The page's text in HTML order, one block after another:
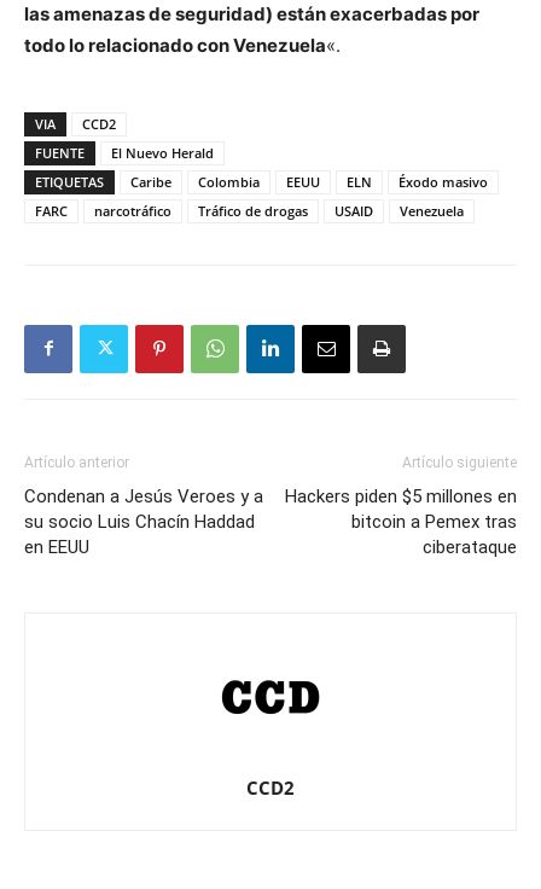
las amenazas de seguridad) están exacerbadas por
todo lo relacionado con Venezuela«.
VIA
CCD2
FUENTE
El Nuevo Herald
ETIQUETAS
Caribe Colombia EEUU ELN
Éxodo masivo
FARC
narcotráfico Tráfico de drogas USAID Venezuela
Artículo anterior
Condenan a Jesús Veroes y a
su socio Luis Chacín Haddad
en EEUU
Artículo siguiente
Hackers piden $5 millones en
bitcoin a Pemex tras
ciberataque
CCD2